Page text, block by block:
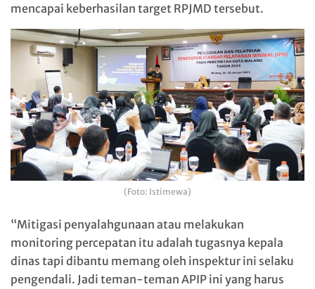
mencapai keberhasilan target RPJMD tersebut.
(Foto: Istimewa)
“Mitigasi penyalahgunaan atau melakukan
monitoring percepatan itu adalah tugasnya kepala
dinas tapi dibantu memang oleh inspektur ini selaku
pengendali. Jadi teman-teman APIP ini yang harus